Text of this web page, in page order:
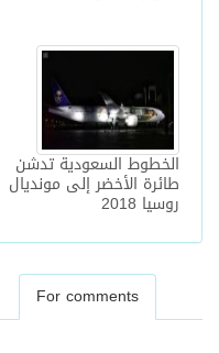
الخطوط السعودية تدشن
طائرة الأخضر إلى مونديال
روسيا 2018
For comments